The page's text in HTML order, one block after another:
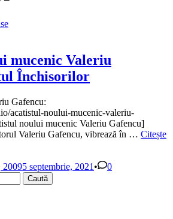
mucenic Valeriu
Închisorilor
Gafencu:
acatistul-noului-mucenic-valeriu-
noului mucenic Valeriu Gafencu]
Valeriu Gafencu, vibrează în … Acatistul
Citește
20095 septembrie, 2021 •
0